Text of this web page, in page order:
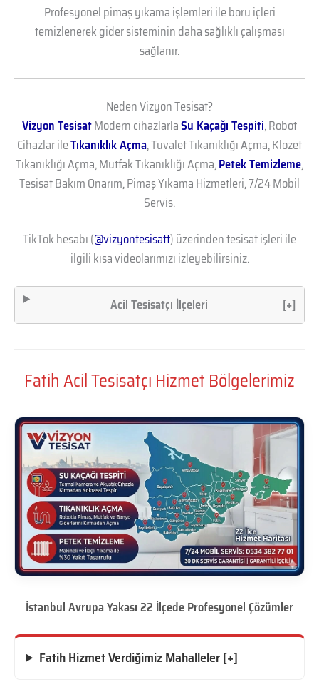
Profesyonel pimaş yıkama işlemleri ile boru içleri
temizlenerek gider sisteminin daha sağlıklı çalışması
sağlanır.
Neden Vizyon Tesisat?
Vizyon TesisatModern cihazlarlaSu Kaçağı Tespiti, Robot
Cihazlar ileTıkanıklık Açma, Tuvalet Tıkanıklığı Açma, Klozet
Tıkanıklığı Açma, Mutfak Tıkanıklığı Açma,Petek Temizleme,
Tesisat Bakım Onarım, Pimaş Yıkama Hizmetleri, 7/24 Mobil
Servis.
TikTok hesabı (@vizyontesisatt) üzerinden tesisat işleri ile
ilgili kısa videolarımızı izleyebilirsiniz.
Acil Tesisatçı İlçeleri [+]
Fatih Acil Tesisatçı Hizmet Bölgelerimiz
İstanbul Avrupa Yakası 22 İlçede Profesyonel Çözümler
Fatih Hizmet Verdiğimiz Mahalleler [+]